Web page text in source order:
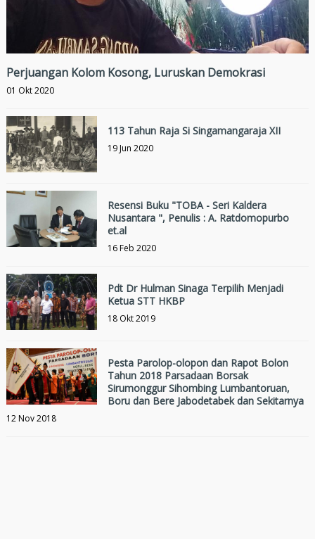
Perjuangan Kolom Kosong, Luruskan Demokrasi
01 Okt 2020
113 Tahun Raja Si Singamangaraja XII
19 Jun 2020
Resensi Buku "TOBA - Seri Kaldera
Nusantara ", Penulis : A. Ratdomopurbo
et.al
16 Feb 2020
Pdt Dr Hulman Sinaga Terpilih Menjadi
Ketua STT HKBP
18 Okt 2019
Pesta Parolop-olopon dan Rapot Bolon
Tahun 2018 Parsadaan Borsak
Sirumonggur Sihombing Lumbantoruan,
Boru dan Bere Jabodetabek dan Sekitarnya
12 Nov 2018